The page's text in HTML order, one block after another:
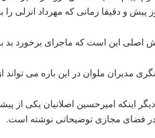
پیش و دقیقا زمانی که مهرداد انزلی
اصلی این است که ماجرای برخورد بد
مدیران ملوان در این باره می تواند
دیگر اینکه امیرحسین اصلانیان یکی از
در فضای مجازی توضیحاتی نوشته است.